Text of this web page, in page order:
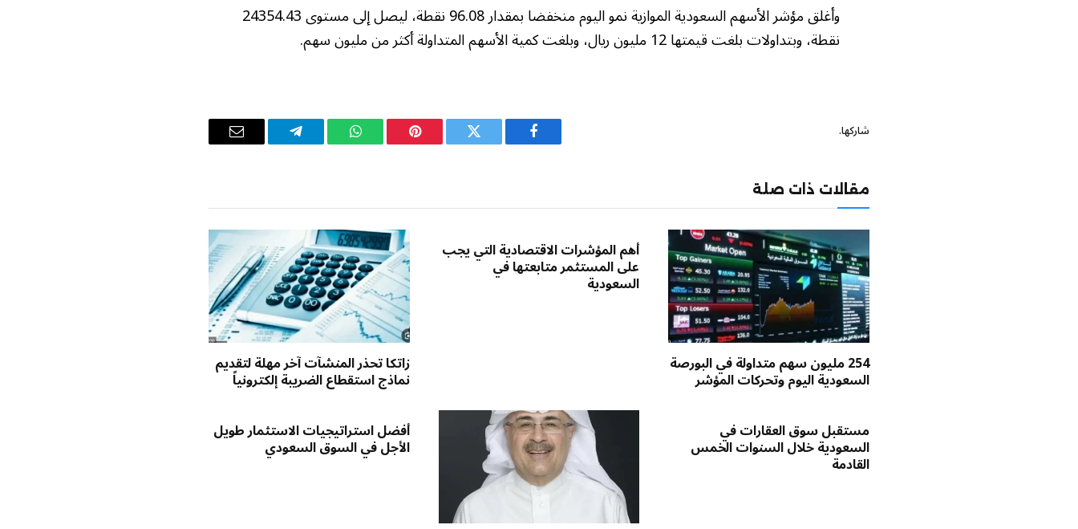
وأغلق مؤشر الأسهم السعودية الموازية نمو اليوم منخفضا بمقدار 96.08 نقطة، ليصل إلى مستوى 24354.43
نقطة، وبتداولات بلغت قيمتها 12 مليون ريال، وبلغت كمية الأسهم المتداولة أكثر من مليون سهم.
شاركها.
فيسبوك تويتر بينتيريستواتساب تيلقرام
البريد
مقالات ذات صلة
254 مليون سهم متداولة في البورصة
السعودية اليوم وتحركات المؤشر
أهم المؤشرات الاقتصادية التي يجب
على المستثمر متابعتها في
السعودية
زاتكا تحذر المنشآت آخر مهلة لتقديم
نماذج استقطاع الضريبة إلكترونياً
مستقبل سوق العقارات في
السعودية خلال السنوات الخمس
القادمة
أفضل استراتيجيات الاستثمار طويل
الأجل في السوق السعودي